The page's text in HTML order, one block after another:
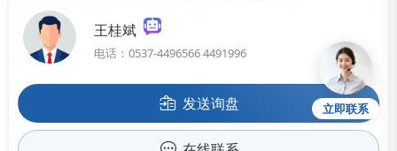
王桂斌
电话：0537-4496566 4491996
发送询盘 立即联系